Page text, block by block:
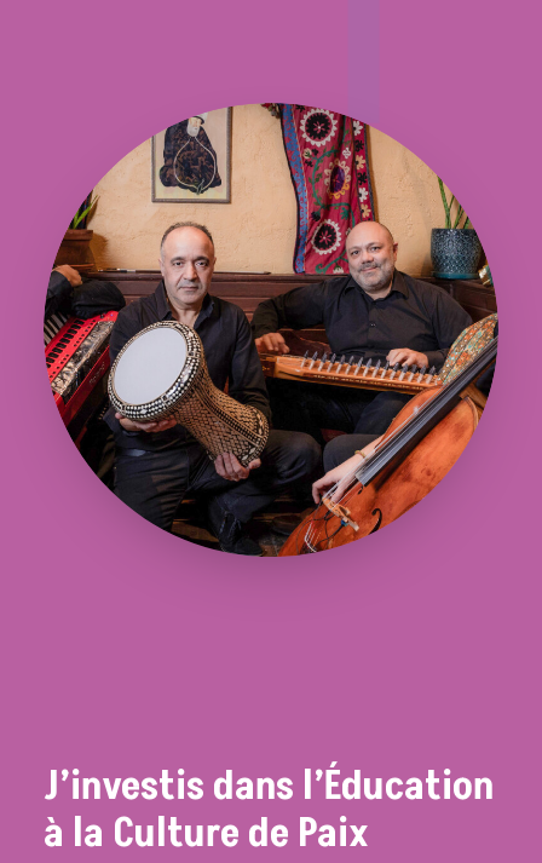
J’investis dans l’Éducation
à la Culture de Paix